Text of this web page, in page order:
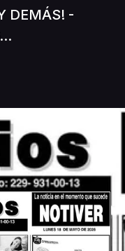
DEMÁS! -